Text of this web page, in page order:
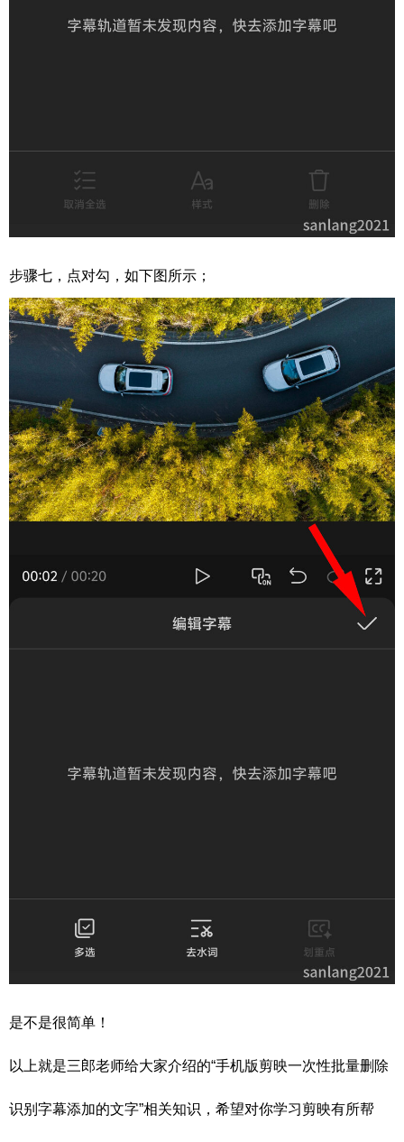
步骤七，点对勾，如下图所示；
是不是很简单！
以上就是三郎老师给大家介绍的“手机版剪映一次性批量删除
识别字幕添加的文字”相关知识，希望对你学习剪映有所帮